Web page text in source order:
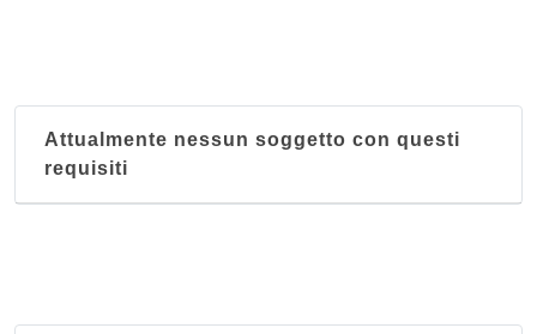
Attualmente nessun soggetto con questi
requisiti